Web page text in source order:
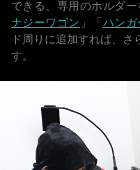
できる、専用のホルダー
ナジーワゴン 」「 ハンガ
ド周りに追加すれば、
す。